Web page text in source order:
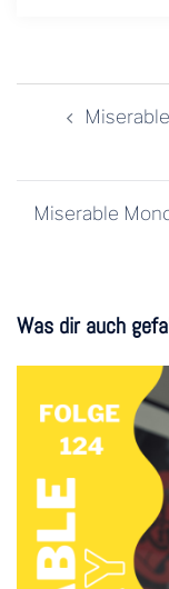
Miserable
Was dir auch